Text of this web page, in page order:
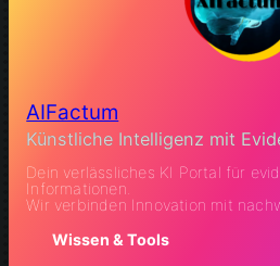
AIFactum
Künstliche Intelligenz mit
Dein verlässliches KI Portal für
Informationen.
Wir verbinden Innovation mit
Wissen & Tools